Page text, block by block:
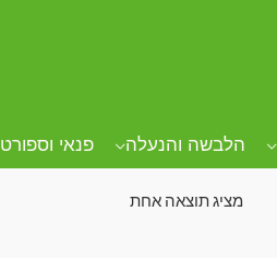
הלבשה והנעלה פנאי וספורטמכנסי גלישה
מציג תוצאה אחת